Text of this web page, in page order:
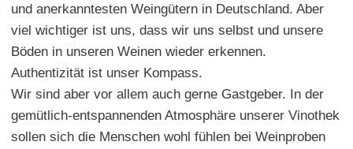
und anerkanntesten Weingütern in Deutschland. Aber
viel wichtiger ist uns, dass wir uns selbst und unsere
Böden in unseren Weinen wieder erkennen.
Authentizität ist unser Kompass.
Wir sind aber vor allem auch gerne Gastgeber. In der
gemütlich-entspannenden Atmosphäre unserer Vinothek
sollen sich die Menschen wohl fühlen bei Weinproben